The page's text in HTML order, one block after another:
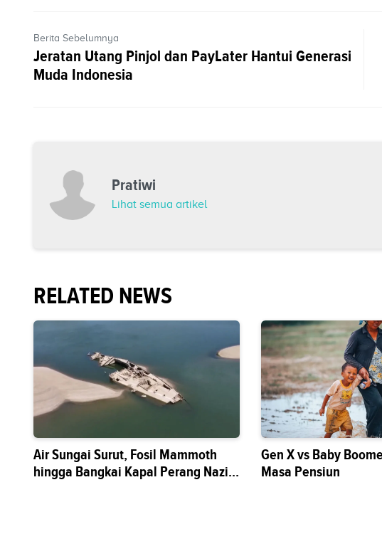
Berita Sebelumnya
Jeratan Utang Pinjol dan PayLater Hantui Generasi
Muda Indonesia
Pratiwi
Lihat semua artikel
RELATED NEWS
Air Sungai Surut, Fosil Mammoth
hingga Bangkai Kapal Perang Nazi
Gen X vs Baby
Masa Pensiun